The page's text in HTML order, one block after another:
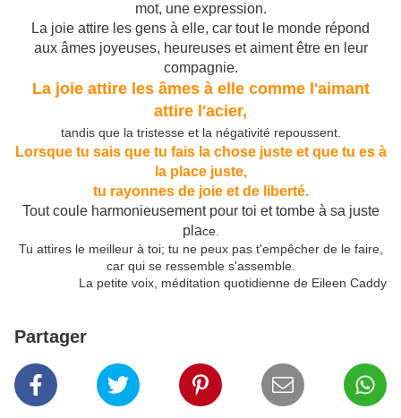
mot, une expression.
La joie attire les gens à elle, car tout le monde répond
aux âmes joyeuses, heureuses et aiment être en leur
compagnie.
La joie attire les âmes à elle comme l'aimant
attire l'acier,
tandis que la tristesse et la négativité repoussent.
Lorsque tu sais que tu fais la chose juste et que tu es à
la place juste,
tu rayonnes de joie et de liberté.
Tout coule harmonieusement pour toi et tombe à sa juste
place.
Tu attires le meilleur à toi; tu ne peux pas t'empêcher de le faire,
car qui se ressemble s'assemble.
La petite voix, méditation quotidienne de Eileen Caddy
Partager